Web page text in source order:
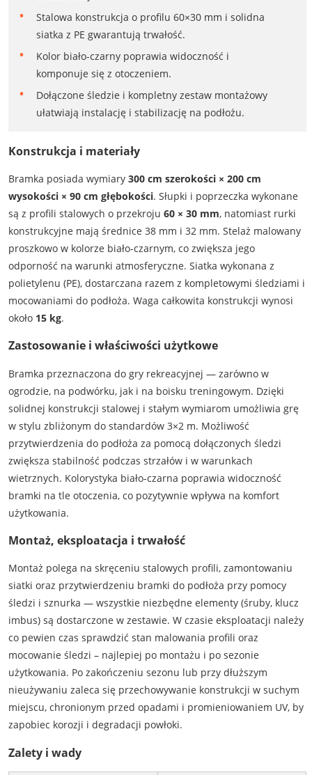
Stalowa konstrukcja o profilu 60×30 mm i solidna
siatka z PE gwarantują trwałość.
Kolor biało-czarny poprawia widoczność i
komponuje się z otoczeniem.
Dołączone śledzie i kompletny zestaw montażowy
ułatwiają instalację i stabilizację na podłożu.
Konstrukcja i materiały
Bramka posiada wymiary 300 cm szerokości × 200 cm
wysokości × 90 cm głębokości. Słupki i poprzeczka wykonane
są z profili stalowych o przekroju 60 × 30 mm, natomiast rurki
konstrukcyjne mają średnice 38 mm i 32 mm. Stelaż malowany
proszkowo w kolorze biało-czarnym, co zwiększa jego
odporność na warunki atmosferyczne. Siatka wykonana z
polietylenu (PE), dostarczana razem z kompletowymi śledziami i
mocowaniami do podłoża. Waga całkowita konstrukcji wynosi
około 15 kg.
Zastosowanie i właściwości użytkowe
Bramka przeznaczona do gry rekreacyjnej — zarówno w
ogrodzie, na podwórku, jak i na boisku treningowym. Dzięki
solidnej konstrukcji stalowej i stałym wymiarom umożliwia grę
w stylu zbliżonym do standardów 3×2 m. Możliwość
przytwierdzenia do podłoża za pomocą dołączonych śledzi
zwiększa stabilność podczas strzałów i w warunkach
wietrznych. Kolorystyka biało-czarna poprawia widoczność
bramki na tle otoczenia, co pozytywnie wpływa na komfort
użytkowania.
Montaż, eksploatacja i trwałość
Montaż polega na skręceniu stalowych profili, zamontowaniu
siatki oraz przytwierdzeniu bramki do podłoża przy pomocy
śledzi i sznurka — wszystkie niezbędne elementy (śruby, klucz
imbus) są dostarczone w zestawie. W czasie eksploatacji należy
co pewien czas sprawdzić stan malowania profili oraz
mocowanie śledzi – najlepiej po montażu i po sezonie
użytkowania. Po zakończeniu sezonu lub przy dłuższym
nieużywaniu zaleca się przechowywanie konstrukcji w suchym
miejscu, chronionym przed opadami i promieniowaniem UV, by
zapobiec korozji i degradacji powłoki.
Zalety i wady